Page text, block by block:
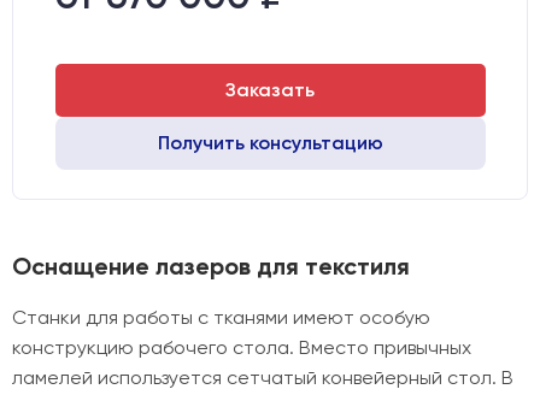
Заказать
Получить консультацию
Оснащение лазеров для текстиля
Станки для работы с тканями имеют особую
конструкцию рабочего стола. Вместо привычных
ламелей используется сетчатый конвейерный стол. В